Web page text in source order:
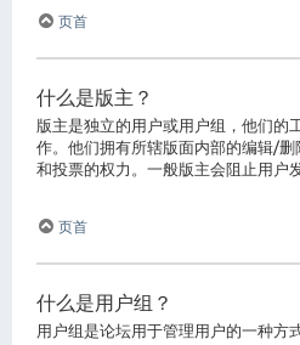
页首
什么是版主？
版主是独立的用户或用户组，他们的
作。他们拥有所辖版面内部的编辑/
和投票的权力。一般版主会阻止用户
页首
什么是用户组？
用户组是论坛用于管理用户的一种方